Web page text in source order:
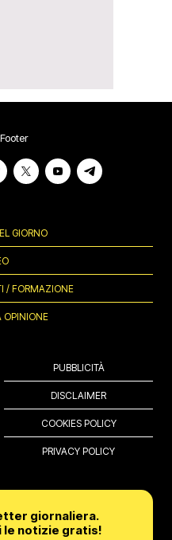
GIORNO
/ FORMAZIONE
OPINIONE
PUBBLICITÀ
DISCLAIMER
COOKIES POLICY
PRIVACY POLICY
giornaliera.
le notizie gratis!